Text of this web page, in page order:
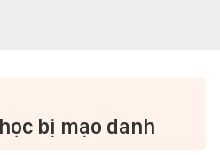
bị mạo danh